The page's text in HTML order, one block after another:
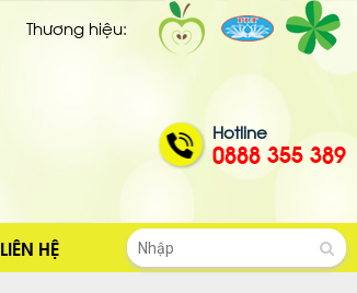
Thương hiệu:
Hotline
0888 355 389
LIÊN HỆ